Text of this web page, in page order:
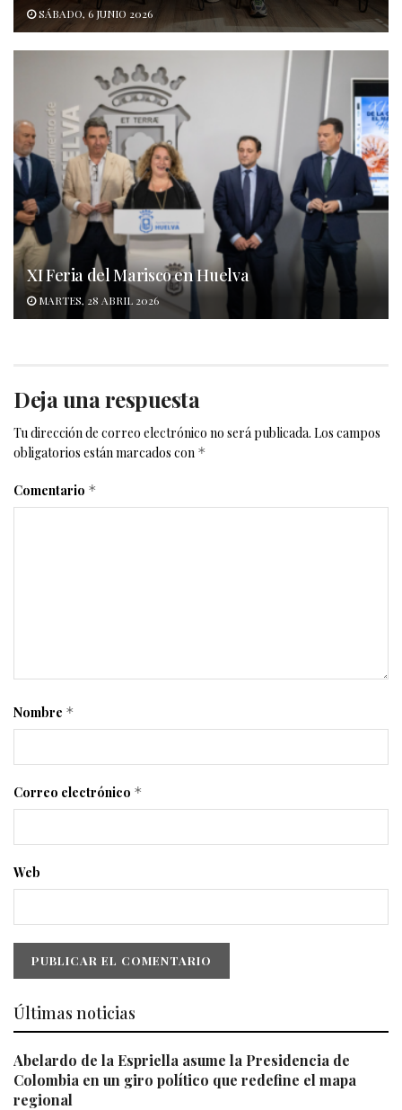
SÁBADO, 6 JUNIO 2026
XI Feria del Marisco en Huelva
MARTES, 28 ABRIL 2026
Deja una respuesta
Tu dirección de correo electrónico no será publicada. Los campos
obligatorios están marcados con *
Comentario *
Nombre *
Correo electrónico *
Web
Últimas noticias
Abelardo de la Espriella asume la Presidencia de
Colombia en un giro político que redefine el mapa
regional